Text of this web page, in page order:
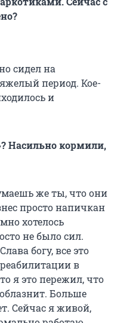
сидел на
период. Кое-
и
Насильно кормили,
же ты, что они
просто напичкан
хотелось
не было сил.
богу, все это
в
я это пережил, что
Больше
Сейчас я живой,